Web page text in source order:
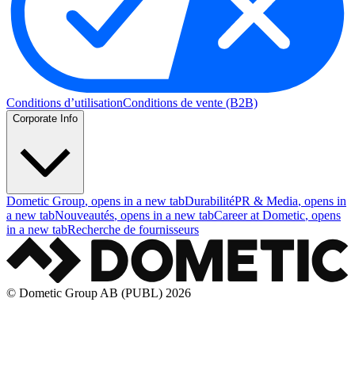
Conditions d’utilisationConditions de vente (B2B)
Corporate Info
Dometic Group, opens in a new tabDurabilitéPR & Media, opens in
a new tabNouveautés, opens in a new tabCareer at Dometic, opens
in a new tabRecherche de fournisseurs
© Dometic Group AB (PUBL) 2026